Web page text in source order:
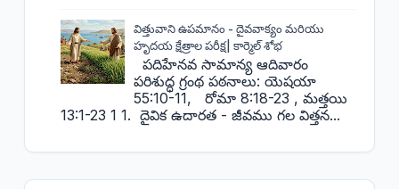
విత్తువాని ఉపమానం - దైవవాక్యం మరియు
హృదయ క్షేత్రాల పరీక్ష| కార్మెల్ శోభ
పదిహేనవ సామాన్య ఆదివారం
పరిశుద్ధ గ్రంథ పఠనాలు: యెషయా
55:10-11, రోమా 8:18-23 , మత్తయి
13:1-23 1 1. దైవిక ఉదారత - జీవము గల విత్తన...